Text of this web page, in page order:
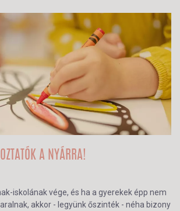
A NYÁRRA!
iskolának vége, és ha a gyerekek épp nem
akkor - legyünk őszinték - néha bizony